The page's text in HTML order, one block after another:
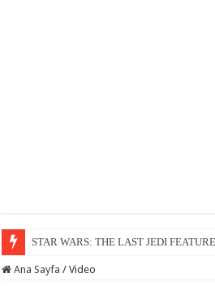
STAR WARS: THE LAST JEDI
SÜPER LİG 15. HAFTA
Ana Sayfa / Video